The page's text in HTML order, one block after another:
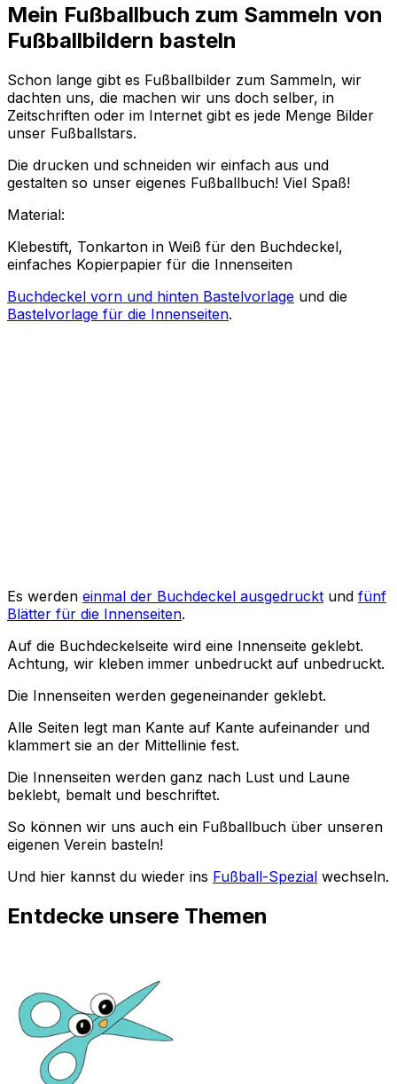
Mein Fußballbuch zum Sammeln von
Fußballbildern basteln
Schon lange gibt es Fußballbilder zum Sammeln, wir
dachten uns, die machen wir uns doch selber, in
Zeitschriften oder im Internet gibt es jede Menge Bilder
unser Fußballstars.
Die drucken und schneiden wir einfach aus und
gestalten so unser eigenes Fußballbuch! Viel Spaß!
Material:
Klebestift, Tonkarton in Weiß für den Buchdeckel,
einfaches Kopierpapier für die Innenseiten
Buchdeckel vorn und hinten Bastelvorlage und die
Bastelvorlage für die Innenseiten.
Es werden einmal der Buchdeckel ausgedruckt und fünf
Blätter für die Innenseiten.
Auf die Buchdeckelseite wird eine Innenseite geklebt.
Achtung, wir kleben immer unbedruckt auf unbedruckt.
Die Innenseiten werden gegeneinander geklebt.
Alle Seiten legt man Kante auf Kante aufeinander und
klammert sie an der Mittellinie fest.
Die Innenseiten werden ganz nach Lust und Laune
beklebt, bemalt und beschriftet.
So können wir uns auch ein Fußballbuch über unseren
eigenen Verein basteln!
Und hier kannst du wieder ins Fußball-Spezial wechseln.
Entdecke unsere Themen